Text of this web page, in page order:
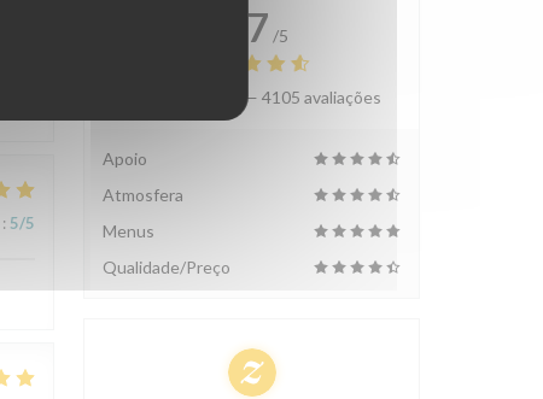
: 5/5
4.7 /5
Avaliação média — 4105 avaliações
Apoio
Atmosfera
Menus
Qualidade/Preço